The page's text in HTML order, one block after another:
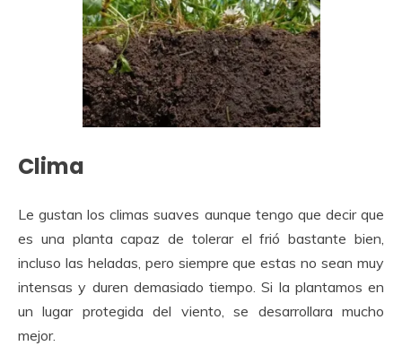
Clima
Le gustan los climas suaves aunque tengo que decir que
es una planta capaz de tolerar el frió bastante bien,
incluso las heladas, pero siempre que estas no sean muy
intensas y duren demasiado tiempo. Si la plantamos en
un lugar protegida del viento, se desarrollara mucho
mejor.